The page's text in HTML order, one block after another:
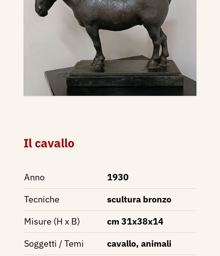
Il cavallo
Anno
1930
Tecniche
scultura bronzo
Misure (H x B)
cm 31x38x14
Soggetti / Temi
cavallo, animali